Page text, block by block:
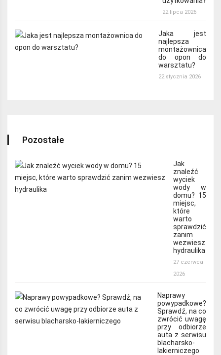
22 lipca 2026
Jaka jest
najlepsza
montażownica
do opon do
warsztatu?
22 stycznia 2026
Pozostałe
Jak
znaleźć
wyciek
wody w
domu? 15
miejsc,
które
warto
sprawdzić
zanim
wezwiesz
hydraulika
27 czerwca
2026
Naprawy
powypadkowe?
Sprawdź, na co
zwrócić uwagę
przy odbiorze
auta z serwisu
blacharsko-
lakierniczego